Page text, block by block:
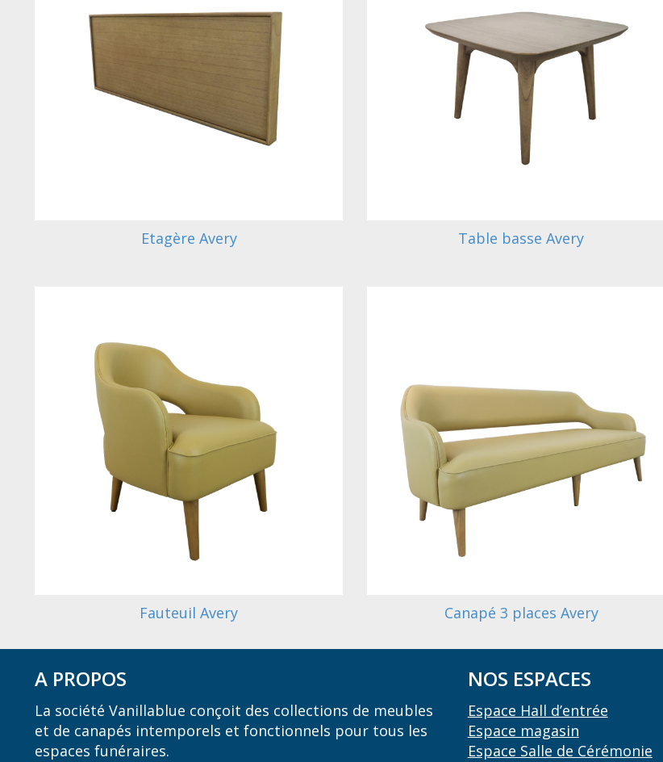
Etagère Avery Table basse Avery
Fauteuil Avery Canapé 3 places Avery
A PROPOS
La société Vanillablue conçoit des collections de meubles
et de canapés intemporels et fonctionnels pour tous les
espaces funéraires.
NOS ESPACES
Espace Hall d’entrée
Espace magasin
Espace Salle de Cérémonie